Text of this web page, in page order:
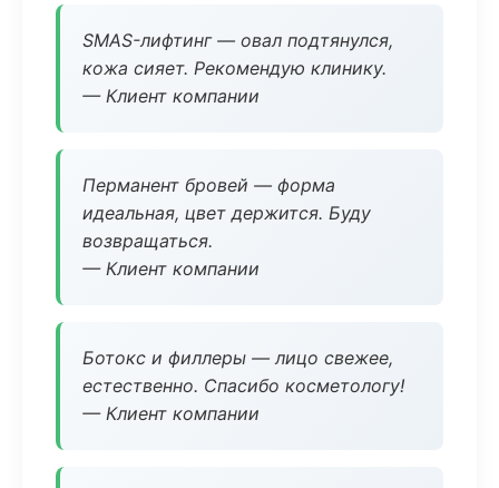
SMAS-лифтинг — овал подтянулся,
кожа сияет. Рекомендую клинику.
— Клиент компании
Перманент бровей — форма
идеальная, цвет держится. Буду
возвращаться.
— Клиент компании
Ботокс и филлеры — лицо свежее,
естественно. Спасибо косметологу!
— Клиент компании